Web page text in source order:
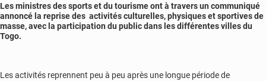
Les ministres des sports et du tourisme ont à travers un communiqué
annoncé la reprise des activités culturelles, physiques et sportives de
masse, avec la participation du public dans les différentes villes du
Togo.
Les activités reprennent peu à peu après une longue période de